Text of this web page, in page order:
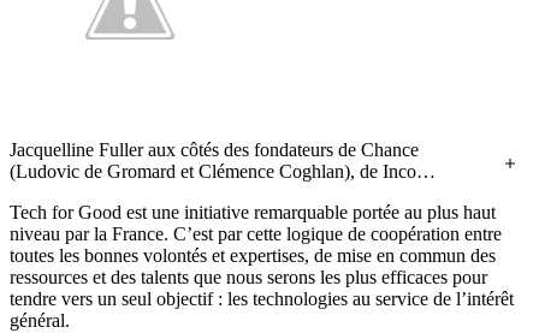
Jacquelline Fuller aux côtés des fondateurs de Chance
(Ludovic de Gromard et Clémence Coghlan), de Inco
de OpenClassrooms.org (Attila Szekely).
Tech for Good est une initiative remarquable portée au plus haut
niveau par la France. C’est par cette logique de coopération entre
toutes les bonnes volontés et expertises, de mise en commun des
ressources et des talents que nous serons les plus efficaces pour
tendre vers un seul objectif : les technologies au service de l’intérêt
général.